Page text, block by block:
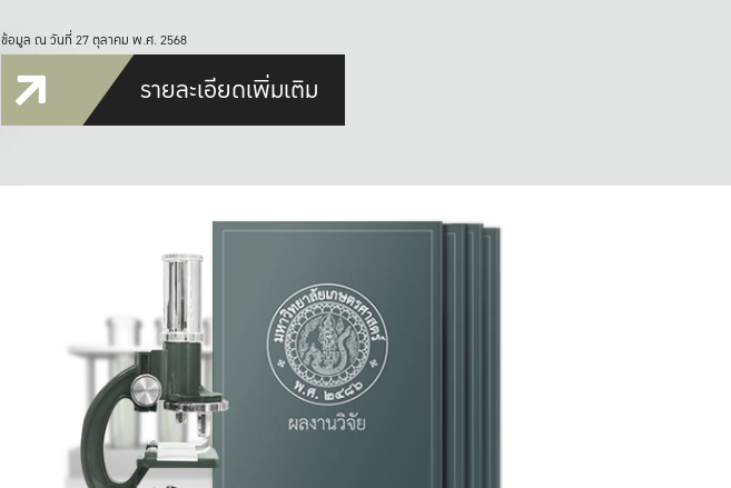
ข้อมูล ณ วันที่ 27 ตุลาคม พ.ศ. 2568
รายละเอียดเพิ่มเติม